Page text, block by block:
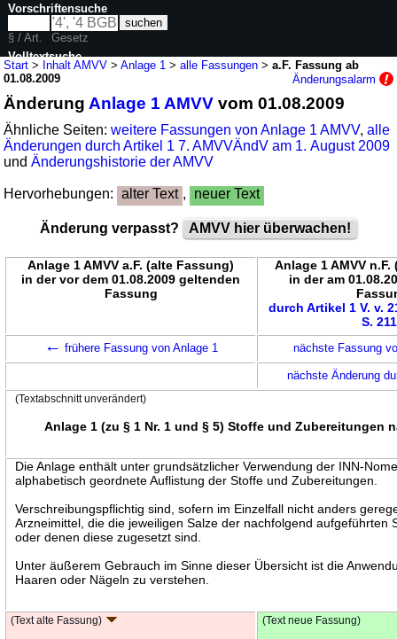
Start > Inhalt AMVV >Anlage 1 >alle Fassungen >a.F. Fassung ab
01.08.2009
Änderungsalarm
Änderung Anlage 1 AMVV vom 01.08.2009
Ähnliche Seiten:weitere Fassungen von Anlage 1 AMVV,alle
Änderungen durch Artikel 1 7. AMVVÄndV am 1. August 2009
undÄnderungshistorie der AMVV
Hervorhebungen: alter Text , neuer Text
Änderung verpasst? AMVV hier überwachen!
Anlage 1 AMVV a.F. (alte Fassung)
in der vor dem 01.08.2009 geltenden
Fassung
Anlage 1 AMVV
in der am
durch Artikel 1 V. v.
S.
← frühere Fassung von Anlage 1 nächste Fassung
nächste Änderung
(Textabschnitt unverändert)
Anlage 1 (zu § 1 Nr. 1 und § 5) Stoffe und Zubereitungen
Die Anlage enthält unter grundsätzlicher Verwendung der INN-
alphabetisch geordnete Auflistung der Stoffe und Zubereitungen.
Verschreibungspflichtig sind, sofern im Einzelfall nicht anders
Arzneimittel, die die jeweiligen Salze der nachfolgend aufgeführten
oder denen diese zugesetzt sind.
Unter äußerem Gebrauch im Sinne dieser Übersicht ist die
Haaren oder Nägeln zu verstehen.
(Text alte Fassung) (Text neue Fassung)
Vorschriftensuche
§ / Art.
Gesetz
Volltextsuche